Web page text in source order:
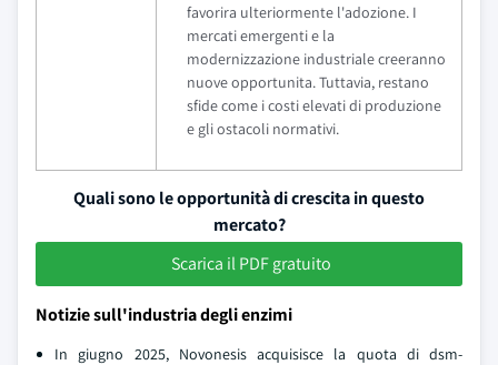
favorira ulteriormente l'adozione. I
mercati emergenti e la
modernizzazione industriale creeranno
nuove opportunita. Tuttavia, restano
sfide come i costi elevati di produzione
e gli ostacoli normativi.
Quali sono le opportunità di crescita in questo
mercato?
Scarica il PDF gratuito
Notizie sull'industria degli enzimi
In giugno 2025, Novonesis acquisisce la quota di dsm-